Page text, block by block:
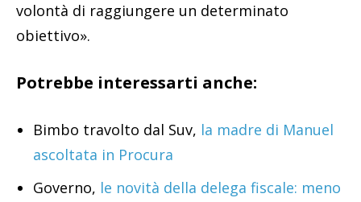
volontà di raggiungere un determinato
obiettivo».
Potrebbe interessarti anche:
Bimbo travolto dal Suv, la madre di Manuel
ascoltata in Procura
Governo, le novità della delega fiscale: meno